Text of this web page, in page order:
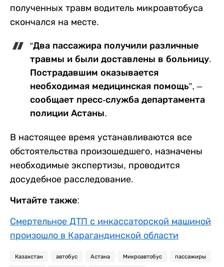
полученных травм водитель микроавтобуса
скончался на месте.
“Два пассажира получили различные
травмы и были доставлены в больницу.
Пострадавшим оказывается
необходимая медицинская помощь”, –
сообщает пресс-служба департамента
полиции Астаны.
В настоящее время устанавливаются все
обстоятельства произошедшего, назначены
необходимые экспертизы, проводится
досудебное расследование.
Читайте также:
Смертельное ДТП с инкассаторской машиной
произошло в Карагандинской области
Казахстан автобус Астана Микроавтобус пассажиры